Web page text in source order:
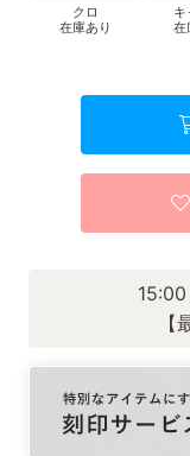
クロ
在庫あり
キ
在